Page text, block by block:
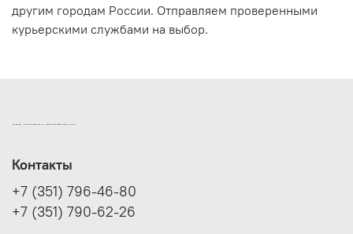
другим городам России. Отправляем проверенными
курьерскими службами на выбор.
ИНТЕРНЕТ-МАГАЗИН ДВЕРНОЙ И МЕБЕЛЬНОЙ ФУРНИТУРЫ САМ
Контакты
+7 (351) 796-46-80
+7 (351) 790-62-26